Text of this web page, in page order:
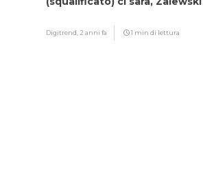
Digitrend,2 anni fa 1 min di lettura